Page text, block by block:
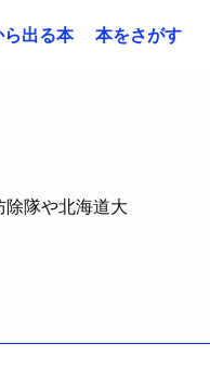
ら出る本 本をさがす
隊や北海道大